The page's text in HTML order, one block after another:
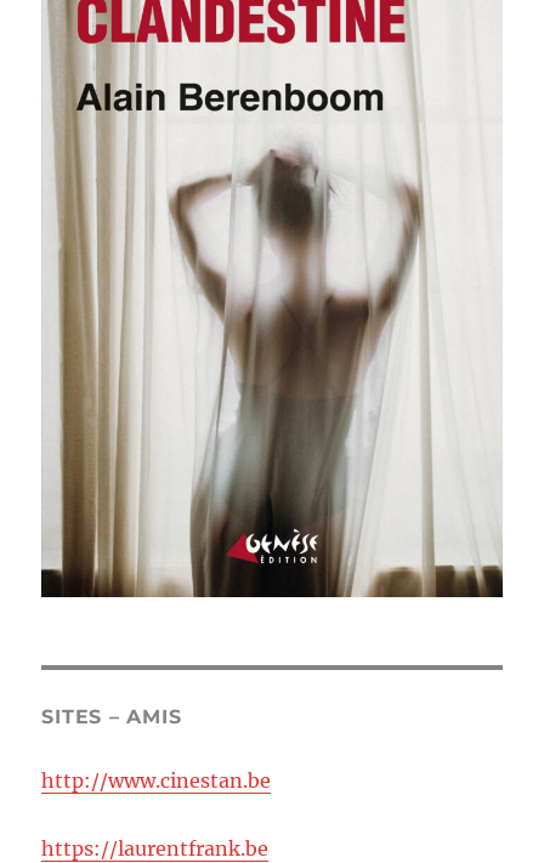
SITES – AMIS
http://www.cinestan.be
https://laurentfrank.be